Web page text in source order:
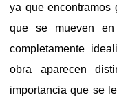
ya que encontramos
que se mueven en
completamente
obra aparecen
importancia que se